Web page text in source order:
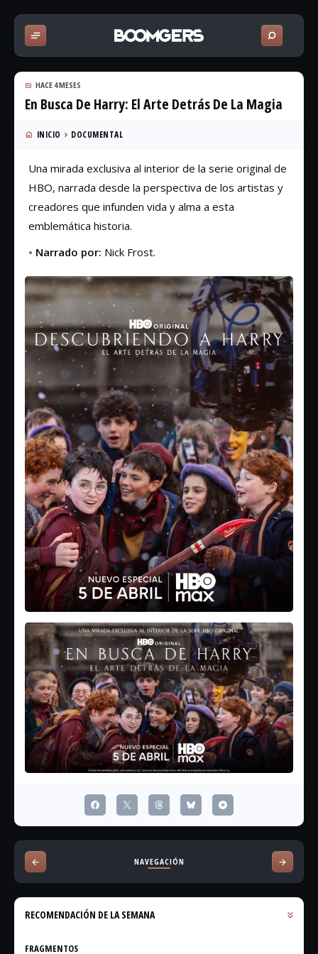
HACE 4 MESES
En Busca De Harry: El Arte Detrás De La Magia
INICIO DOCUMENTAL
Una mirada exclusiva al interior de la serie original de
HBO, narrada desde la perspectiva de los artistas y
creadores que infunden vida y alma a esta
emblemática historia.
• Narrado por: Nick Frost.
NAVEGACIÓN
RECOMENDACIÓN DE LA SEMANA
FRAGMENTOS